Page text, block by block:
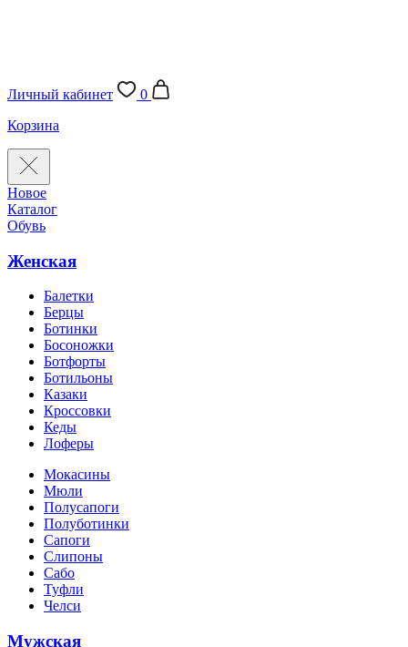
Личный кабинет
0
Корзина
Новое
Каталог
Обувь
Женская
Балетки
Берцы
Ботинки
Босоножки
Ботфорты
Ботильоны
Казаки
Кроссовки
Кеды
Лоферы
Мокасины
Мюли
Полусапоги
Полуботинки
Сапоги
Слипоны
Сабо
Туфли
Челси
Мужская